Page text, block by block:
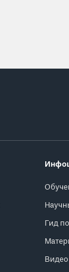
Гид
Видео